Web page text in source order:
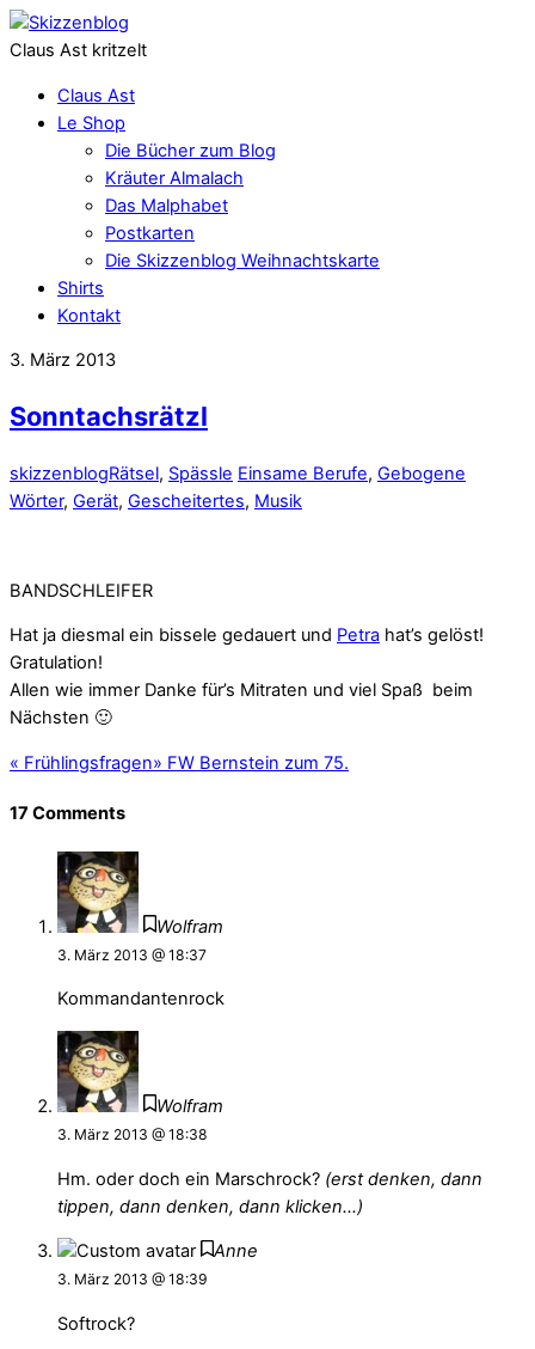
Claus Ast kritzelt
Claus Ast
Le Shop
Die Bücher zum Blog
Kräuter Almalach
Das Malphabet
Postkarten
Die Skizzenblog Weihnachtskarte
Shirts
Kontakt
3. März 2013
Sonntachsrätzl
skizzenblogRätsel, Spässle Einsame Berufe, Gebogene
Wörter, Gerät, Gescheitertes, Musik
BANDSCHLEIFER
Hat ja diesmal ein bissele gedauert und Petra hat’s gelöst!
Gratulation!
Allen wie immer Danke für’s Mitraten und viel Spaß beim
Nächsten 🙂
« Frühlingsfragen» FW Bernstein zum 75.
17 Comments
Wolfram
3. März 2013 @ 18:37
Kommandantenrock
Wolfram
3. März 2013 @ 18:38
Hm. oder doch ein Marschrock? (erst denken, dann
tippen, dann denken, dann klicken…)
Anne
3. März 2013 @ 18:39
Softrock?